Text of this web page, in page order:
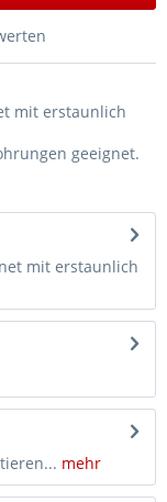
mit erstaunlich
geeignet.
mit erstaunlich
mehr